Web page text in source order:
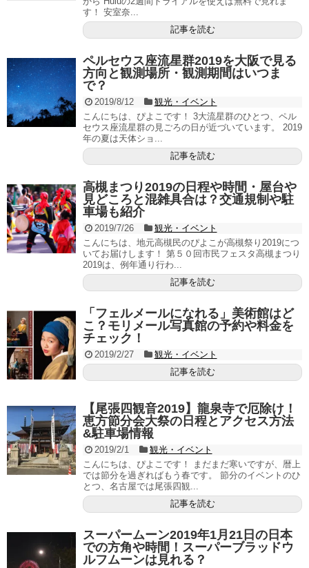
す！ 安室奈...
記事を読む
ペルセウス座流星群2019を大阪で見る
方向と観測場所・観測期間はいつま
で？
2019/8/12
観光・イベント
こんにちは、ぴよこです！ 3大流星群のひとつ、ペル
セウス座流星群の見ごろの日が近づいています。 2019
年の夏は天体ショ...
記事を読む
高槻まつり2019の日程や時間・屋台や
見どころと混雑具合は？交通規制や駐
車場も紹介
2019/7/26
観光・イベント
こんにちは、地元高槻民のぴよこが高槻祭り2019につ
いてお届けします！ 第５０回市民フェスタ高槻まつり
2019は、例年通り行わ...
記事を読む
「フェルメールになれる」美術館はど
こ？モリメール写真館の予約や料金を
チェック！
2019/2/27
観光・イベント
記事を読む
【尾張四観音2019】龍泉寺で厄除け！
恵方節分会大祭の日程とアクセス方法
&駐車場情報
2019/2/1
観光・イベント
こんにちは、ぴよこです！ まだまだ寒いですが、暦上
では節分を過ぎればもう春です。 節分のイベントのひ
とつ、名古屋では尾張四観...
記事を読む
スーパームーン2019年1月21日の日本
での方角や時間！スーパーブラッドウ
ルフムーンは見れる？